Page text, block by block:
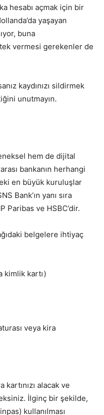
hesabı açmak için bir
yaşayan
buna
vermesi gerekenler de
kaydınızı sildirmek
unutmayın.
hem de dijital
bankanın herhangi
en büyük kuruluşlar
Bank’ın yanı sıra
Paribas ve HSBC’dir.
belgelere ihtiyaç
kimlik kartı)
veya kira
alacak ve
İlginç bir şekilde,
kullanılması